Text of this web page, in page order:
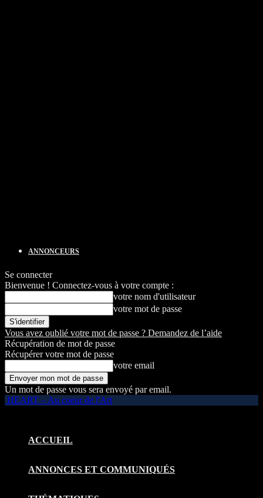
ANNONCEURS
Se connecter
Bienvenue ! Connectez-vous à votre compte :
votre nom d'utilisateur
votre mot de passe
Vous avez oublié votre mot de passe ? Demandez de l’aide
Récupération de mot de passe
Récupérer votre mot de passe
votre email
Un mot de passe vous sera envoyé par email.
HEART – Au coeur de l'Art
ACCUEIL
ANNONCES ET COMMUNIQUÉS